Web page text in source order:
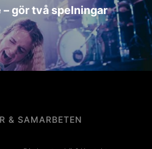
gör två spelningar
& SAMARBETEN